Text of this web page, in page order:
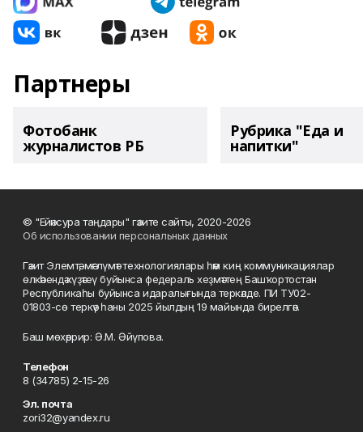
Партнеры
Фотобанк
журналистов РБ
Рубрика "Еда и
напитки"
© "Ейәнсура таңдары" гәзите сайты, 2020-2026
Об использовании персональных данных
Гәзит Элемтә, мәғлүмәт технологиялары һәм киң коммуникациялар
өлкәһендә күҙәтеү буйынса федераль хеҙмәттең Башҡортостан
Республикаһы буйынса идаралығында теркәлде. ПИ ТУ02-
01803-сө теркәү һаны 2025 йылдың 19 майында бирелгән.
Баш мөхәррир: Ә.М. Әйүпова.
Телефон
8 (34785) 2-15-26
Эл. почта
zori32@yandex.ru